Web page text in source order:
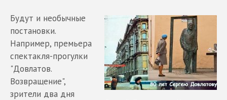
Будут и необычные
постановки.
Например, премьера
спектакля-прогулки
"Довлатов.
Возвращение",
зрители два дня